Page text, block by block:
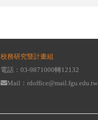
校務研究暨計畫組
電話：03-9871000轉12132
Mail：rdoffice@mail.fgu.edu.tw